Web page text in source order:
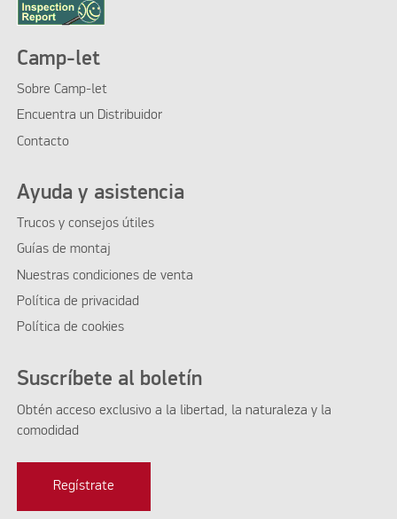
Camp-let
Sobre Camp-let
Encuentra un Distribuidor
Contacto
Ayuda y asistencia
Trucos y consejos útiles
Guías de montaj
Nuestras condiciones de venta
Política de privacidad
Política de cookies
Suscríbete al boletín
Obtén acceso exclusivo a la libertad, la naturaleza y la
comodidad
Regístrate